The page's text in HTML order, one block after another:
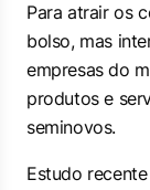
Para atrair os
bolso, mas
empresas do
produtos e
seminovos.
Estudo